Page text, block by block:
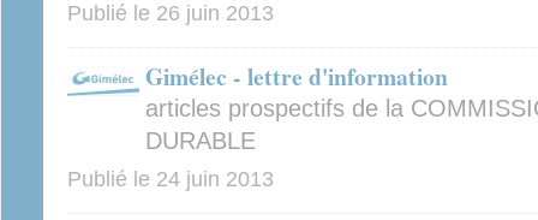
Publié le 26 juin 2013
Gimélec - lettre d'information
articles prospectifs de la
DURABLE
Publié le 24 juin 2013